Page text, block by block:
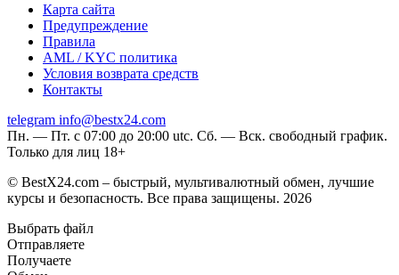
Карта сайта
Предупреждение
Правила
AML / KYC политика
Условия возврата средств
Контакты
telegram info@bestx24.com
Пн. — Пт. с 07:00 до 20:00 utc. Сб. — Вск. свободный график.
Только для лиц 18+
© BestX24.com – быстрый, мультивалютный обмен, лучшие
курсы и безопасность. Все права защищены. 2026
Выбрать файл
Отправляете
Получаете